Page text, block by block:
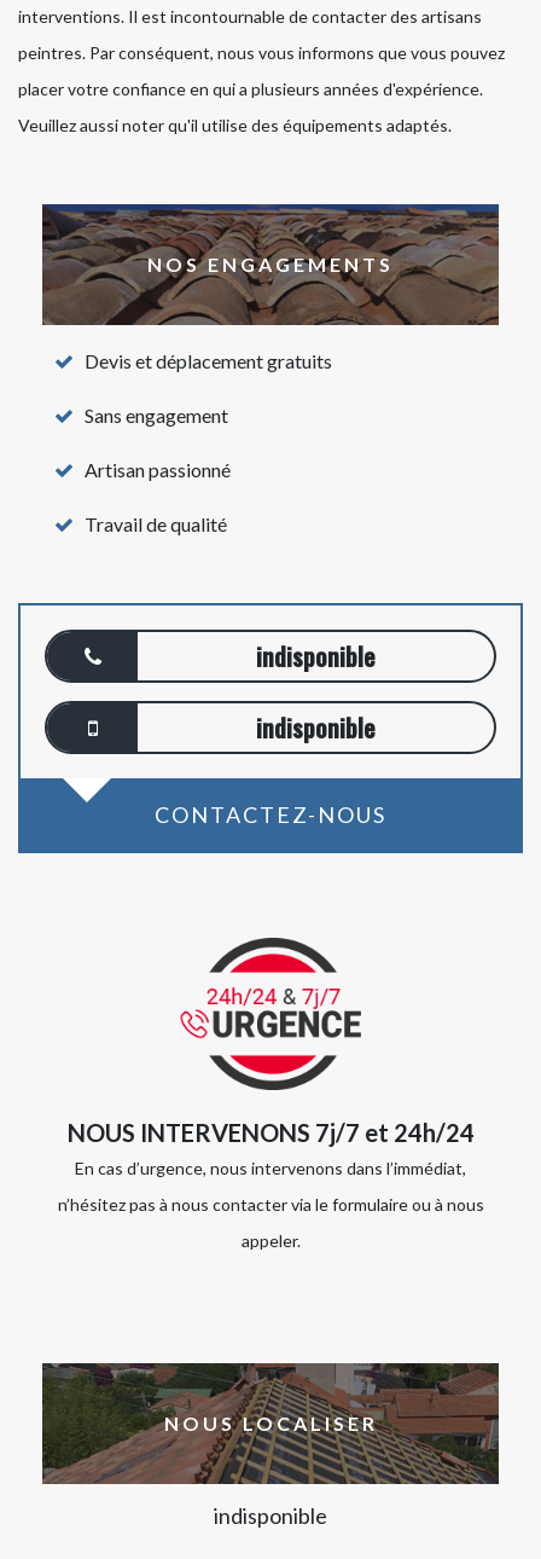
interventions. Il est incontournable de contacter des artisans
peintres. Par conséquent, nous vous informons que vous pouvez
placer votre confiance en qui a plusieurs années d'expérience.
Veuillez aussi noter qu'il utilise des équipements adaptés.
NOS ENGAGEMENTS
Devis et déplacement gratuits
Sans engagement
Artisan passionné
Travail de qualité
indisponible
indisponible
CONTACTEZ-NOUS
NOUS INTERVENONS 7j/7 et 24h/24
En cas d’urgence, nous intervenons dans l’immédiat,
n’hésitez pas à nous contacter via le formulaire ou à nous
appeler.
NOUS LOCALISER
indisponible